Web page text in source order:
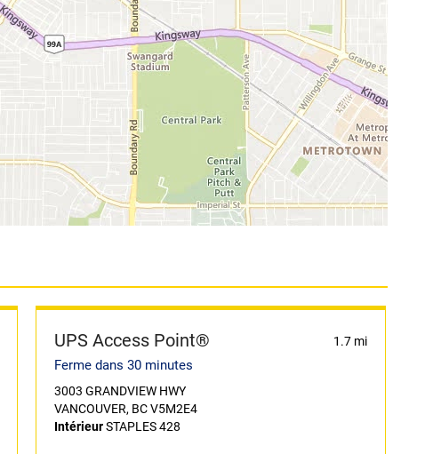
UPS Access Point® 1.7 mi
Ferme dans 30 minutes
3003 GRANDVIEW HWY
VANCOUVER, BC V5M2E4
IntérieurSTAPLES 428